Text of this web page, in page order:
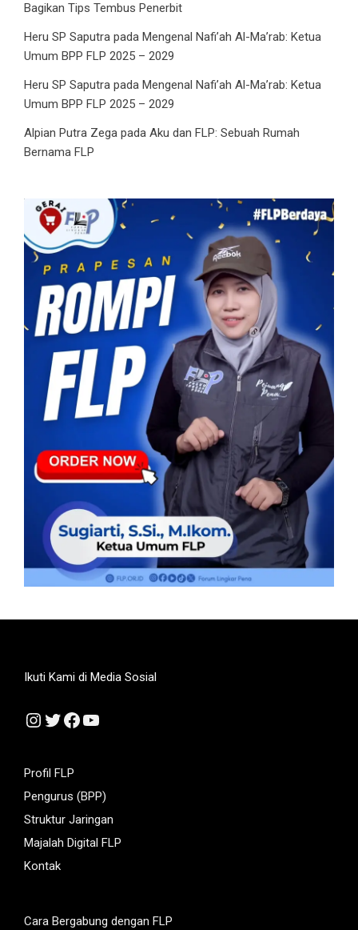
Bagikan Tips Tembus Penerbit
Heru SP Saputra pada Mengenal Nafi’ah Al-Ma’rab: Ketua
Umum BPP FLP 2025 – 2029
Heru SP Saputra pada Mengenal Nafi’ah Al-Ma’rab: Ketua
Umum BPP FLP 2025 – 2029
Alpian Putra Zega pada Aku dan FLP: Sebuah Rumah
Bernama FLP
Ikuti Kami di Media Sosial
Instagram
Twitter
Facebook
YouTube
Profil FLP
Pengurus (BPP)
Struktur Jaringan
Majalah Digital FLP
Kontak
Cara Bergabung dengan FLP